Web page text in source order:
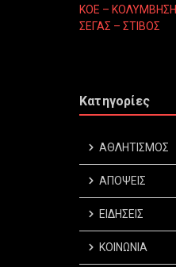
ΚΟΕ – ΚΟΛΥΜΒΗΣΗ
ΣΕΓΑΣ – ΣΤΙΒΟΣ
Κατηγορίες
ΑΘΛΗΤΙΣΜΟΣ
ΑΠΟΨΕΙΣ
ΕΙΔΗΣΕΙΣ
ΚΟΙΝΩΝΙΑ